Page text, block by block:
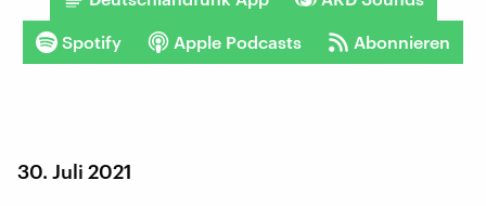
Spotify Apple Podcasts Abonnieren
30. Juli 2021